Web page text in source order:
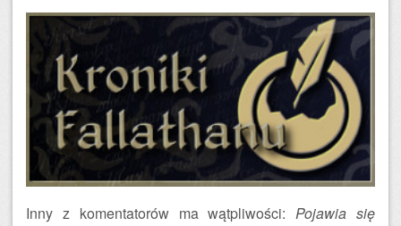
Inny z komentatorów ma wątpliwości:Pojawia się